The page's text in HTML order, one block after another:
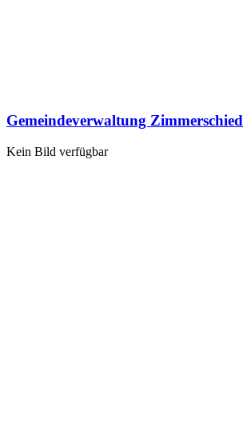
Gemeindeverwaltung Zimmerschied
Kein Bild verfügbar